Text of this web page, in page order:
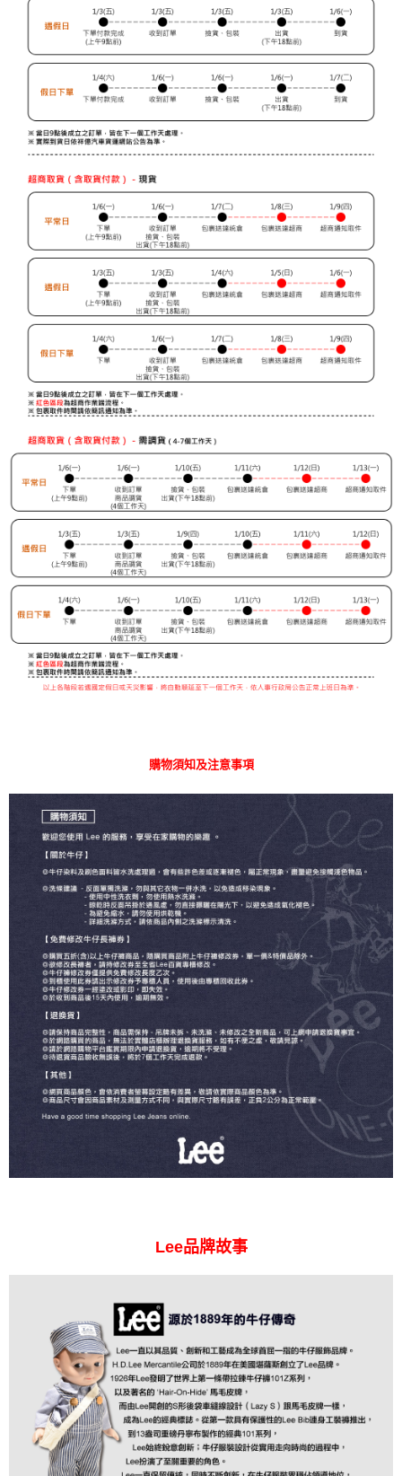
購物須知及注意事項
Lee品牌故事